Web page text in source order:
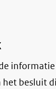
het besluit